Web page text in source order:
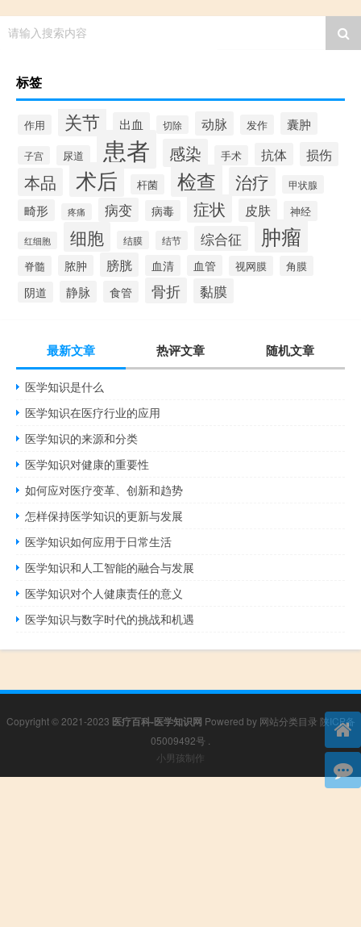
请输入搜索内容
标签
作用 关节 出血 切除 动脉 发作 囊肿
子宫 尿道 患者 感染 手术 抗体 损伤
本品 术后 杆菌 检查 治疗 甲状腺
畸形 疼痛 病变 病毒 症状 皮肤 神经
红细胞 细胞 结膜 结节 综合征 肿瘤
脊髓 脓肿 膀胱 血清 血管 视网膜 角膜
阴道 静脉 食管 骨折 黏膜
最新文章 热评文章 随机文章
医学知识是什么
医学知识在医疗行业的应用
医学知识的来源和分类
医学知识对健康的重要性
如何应对医疗变革、创新和趋势
怎样保持医学知识的更新与发展
医学知识如何应用于日常生活
医学知识和人工智能的融合与发展
医学知识对个人健康责任的意义
医学知识与数字时代的挑战和机遇
Copyright © 2021-2023 医疗百科-医学知识网 Powered by 网站分类目录 陕ICP备
05009492号
小男孩制作